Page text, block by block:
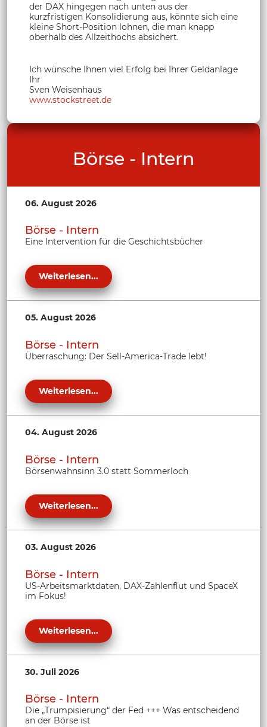
der DAX hingegen nach unten aus der
kurzfristigen Konsolidierung aus, könnte sich eine
kleine Short-Position lohnen, die man knapp
oberhalb des Allzeithochs absichert.
Ich wünsche Ihnen viel Erfolg bei Ihrer Geldanlage
Ihr
Sven Weisenhaus
www.stockstreet.de
Börse - Intern
06. August 2026
Börse - Intern
Eine Intervention für die Geschichtsbücher
Weiterlesen...
05. August 2026
Börse - Intern
Überraschung: Der Sell-America-Trade lebt!
Weiterlesen...
04. August 2026
Börse - Intern
Börsenwahnsinn 3.0 statt Sommerloch
Weiterlesen...
03. August 2026
Börse - Intern
US-Arbeitsmarktdaten, DAX-Zahlenflut und SpaceX
im Fokus!
Weiterlesen...
30. Juli 2026
Börse - Intern
Die „Trumpisierung“ der Fed +++ Was entscheidend
an der Börse ist